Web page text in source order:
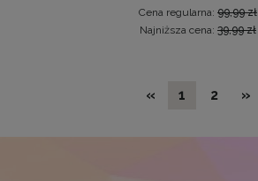
Cena regularna: 99,99 zł
Najniższa cena: 39,99 zł
« 1 2 »